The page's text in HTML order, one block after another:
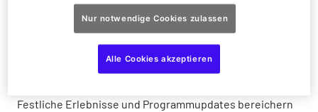
Winter ein und bietet ein unterhaltsames, festliches
Erlebnis für die ganze Familie. Neuer Weihnachtszauber
und neue Showmomente schweben in diesem Jahr über
die Straßen von Deutschlands größtem Film- und
Festliche Erlebnisse und Programmupdates bereichern
Nur notwendige Cookies zulassen
Alle Cookies akzeptieren